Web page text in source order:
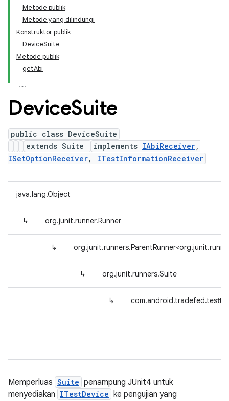
Metode publik
Metode yang dilindungi
Konstruktor publik
DeviceSuite
Metode publik
getAbi
DeviceSuite
public class DeviceSuite
extends Suite
implements IAbiReceiver,
ISetOptionReceiver, ITestInformationReceiver
java.lang.Object
↳ org.junit.runner.Runner
↳
↳ org.junit.runners.Suite
↳
Memperluas Suite penampung JUnit4 untuk
menyediakan ITestDevice ke pengujian yang